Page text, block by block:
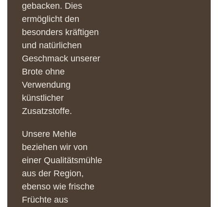
gebacken. Dies
ermöglicht den
besonders kräftigen
und natürlichen
Geschmack unserer
Brote ohne
Verwendung
künstlicher
Zusatzstoffe.
Unsere Mehle
beziehen wir von
einer Qualitätsmühle
aus der Region,
ebenso wie frische
Früchte aus